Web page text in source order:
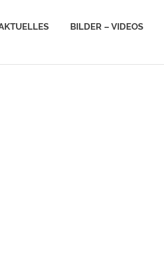
BILDER – VIDEOS